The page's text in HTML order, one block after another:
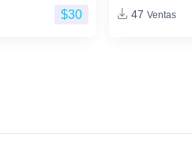
$30
47 Ventas